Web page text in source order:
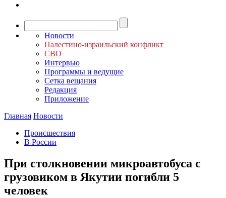
Новости
Палестино-израильский конфликт
СВО
Интервью
Программы и ведущие
Сетка вещания
Редакция
Приложение
Главная Новости
Происшествия
В России
При столкновении микроавтобуса с
грузовиком в Якутии погибли 5
человек